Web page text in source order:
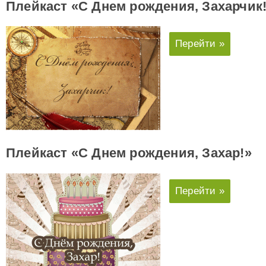
Плейкаст «С Днем рождения,
Перейти »
Плейкаст «С Днем рождения, Захар!»
Перейти »